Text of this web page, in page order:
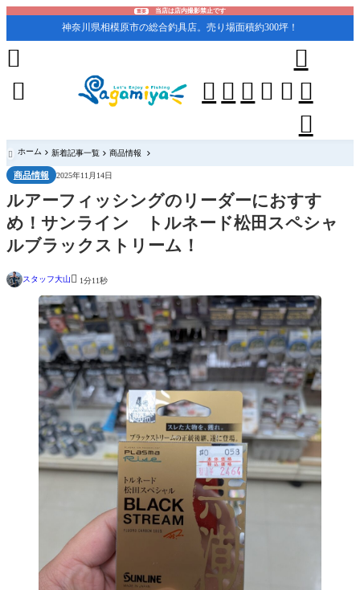
重要 当店は店内撮影禁止です
神奈川県相模原市の総合釣具店。売り場面積約300坪！
    





 ホーム 新着記事一覧 商品情報
商品情報 2025年11月14日
ルアーフィッシングのリーダーにおすす
め！サンライン トルネード松田スペシャ
ルブラックストリーム！
スタッフ大山 1分11秒